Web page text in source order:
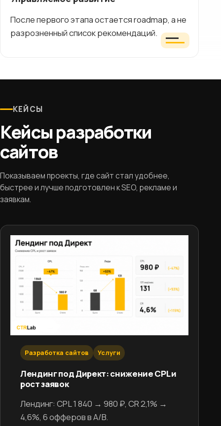
После первого этапа остается roadmap, а не
разрозненный список рекомендаций.
КЕЙСЫ
Кейсы разработки
сайтов
Показываем проекты, где сайт стал удобнее,
быстрее и лучше подготовлен к SEO, рекламе и
заявкам.
Разработка сайтов Услуги
Лендинг под Директ: снижение CPL и
рост заявок
Лендинг: CPL 1 840 → 980 ₽, CR 2,1% →
4,6%, 6 офферов в A/B.